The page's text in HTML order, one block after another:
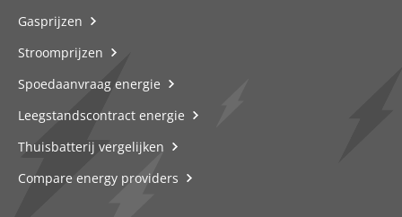
Gasprijzen
Stroomprijzen
Spoedaanvraag energie
Leegstandscontract energie
Thuisbatterij vergelijken
Compare energy providers